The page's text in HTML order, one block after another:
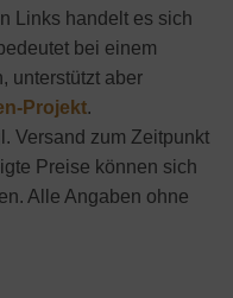
Links handelt es sich
bei einem
unterstützt aber
Projekt.
Versand zum Zeitpunkt
Preise können sich
Alle Angaben ohne